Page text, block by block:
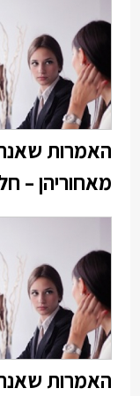
האמרות
מאחוריהן –
האמרות